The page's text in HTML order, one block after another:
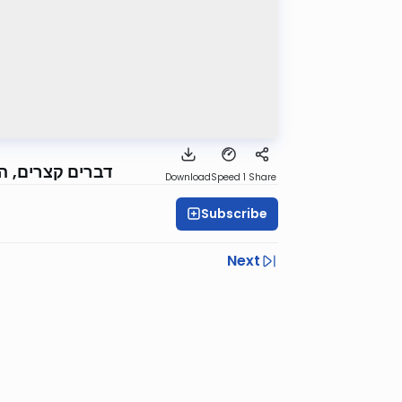
דברים קצרים, DownloadSpeed 1 Share
Subscribe
Next